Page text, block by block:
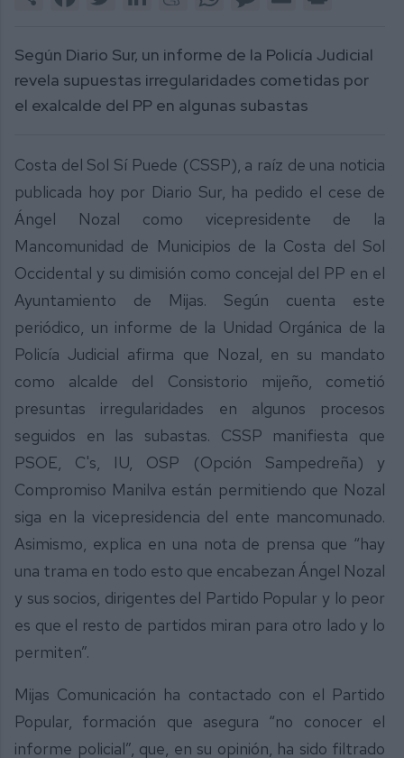
Según Diario Sur, un informe de la Policía Judicial
revela supuestas irregularidades cometidas por
el exalcalde del PP en algunas subastas
Costa del Sol Sí Puede (CSSP), a raíz de una noticia
publicada hoy por Diario Sur, ha pedido el cese de
Ángel Nozal como vicepresidente de la
Mancomunidad de Municipios de la Costa del Sol
Occidental y su dimisión como concejal del PP en el
Ayuntamiento de Mijas. Según cuenta este
periódico, un informe de la Unidad Orgánica de la
Policía Judicial afirma que Nozal, en su mandato
como alcalde del Consistorio mijeño, cometió
presuntas irregularidades en algunos procesos
seguidos en las subastas. CSSP manifiesta que
PSOE, C's, IU, OSP (Opción Sampedreña) y
Compromiso Manilva están permitiendo que Nozal
siga en la vicepresidencia del ente mancomunado.
Asimismo, explica en una nota de prensa que “hay
una trama en todo esto que encabezan Ángel Nozal
y sus socios, dirigentes del Partido Popular y lo peor
es que el resto de partidos miran para otro lado y lo
permiten”.
Mijas Comunicación ha contactado con el Partido
Popular, formación que asegura “no conocer el
informe policial”, que, en su opinión, ha sido filtrado